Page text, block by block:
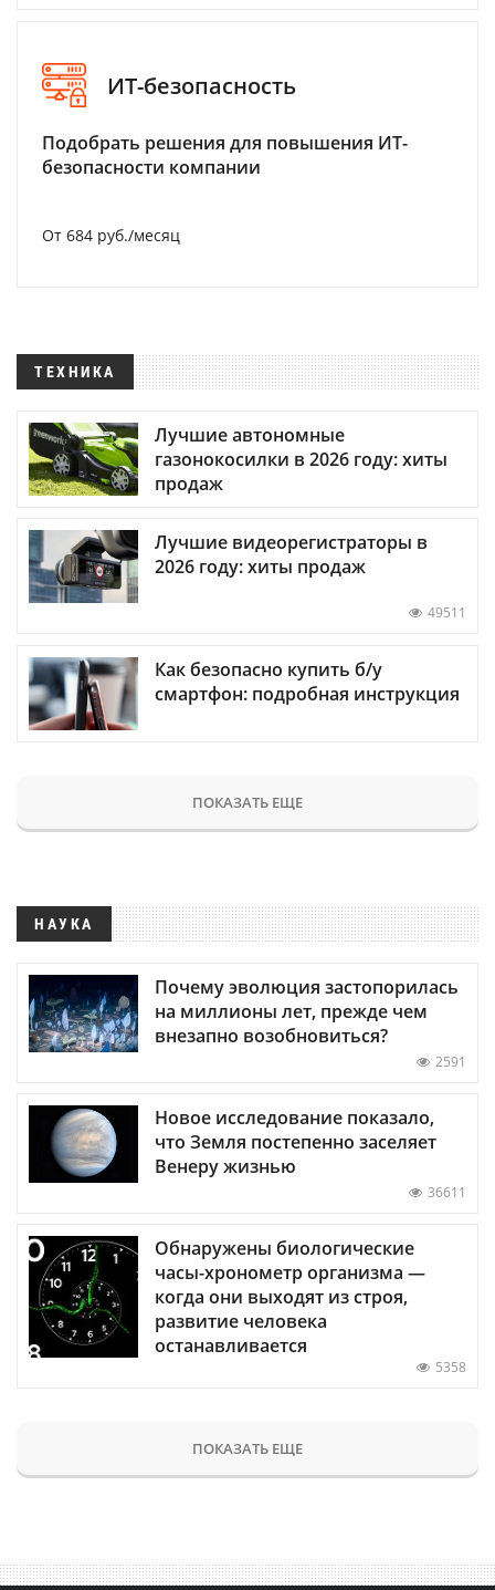
ИТ-безопасность
Подобрать решения для повышения ИТ-
безопасности компании
От 684 руб./месяц
ТЕХНИКА
Лучшие автономные
газонокосилки в 2026 году: хиты
продаж
Лучшие видеорегистраторы в
2026 году: хиты продаж
49511
Как безопасно купить б/у
смартфон: подробная инструкция
ПОКАЗАТЬ ЕЩЕ
НАУКА
Почему эволюция застопорилась
на миллионы лет, прежде чем
внезапно возобновиться?
2591
Новое исследование показало,
что Земля постепенно заселяет
Венеру жизнью
36611
Обнаружены биологические
часы-хронометр организма —
когда они выходят из строя,
развитие человека
останавливается
5358
ПОКАЗАТЬ ЕЩЕ